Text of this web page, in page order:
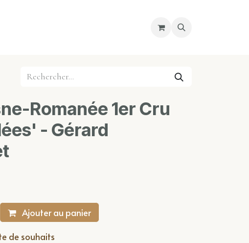
Cours
Romanée 1er Cru
- Gérard
Ajouter au panier
de souhaits